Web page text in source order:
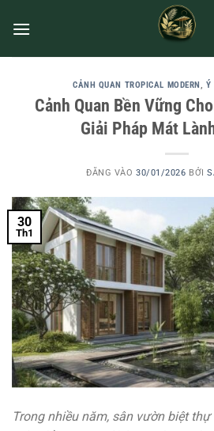
CẢNH QUAN TROPICAL MODERN,Ý
Cảnh Quan Bền Vững
Giải Pháp Mát
ĐĂNG VÀO 30/01/2026 BỞI
30
Th1
Trong nhiều năm, sân vườn biệt